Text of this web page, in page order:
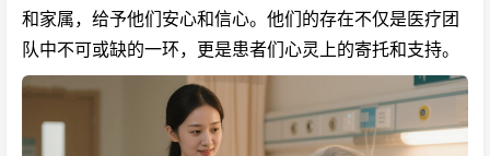
和家属，给予他们安心和信心。他们的存在不仅是医疗团
队中不可或缺的一环，更是患者们心灵上的寄托和支持。